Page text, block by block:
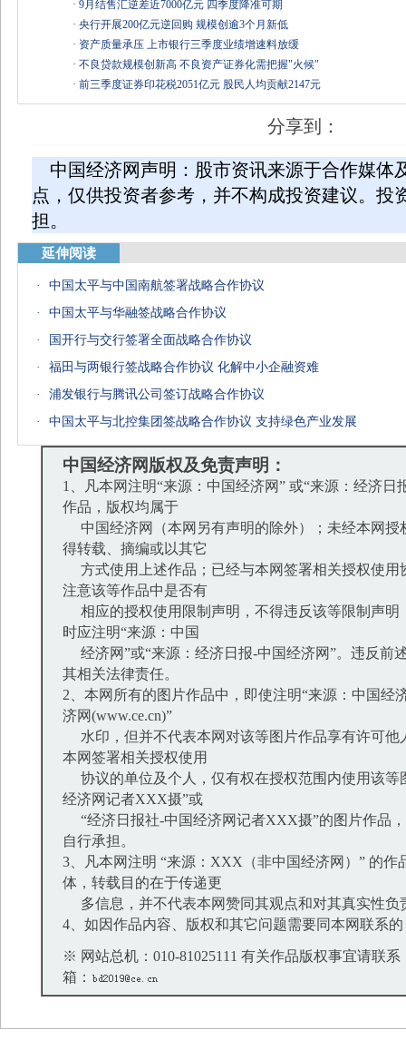
· 9月结售汇逆差近7000亿元 四季度降准可期
· 央行开展200亿元逆回购 规模创逾3个月新低
· 资产质量承压 上市银行三季度业绩增速料放缓
· 不良贷款规模创新高 不良资产证券化需把握"火候"
· 前三季度证券印花税2051亿元 股民人均贡献2147元
分享到：
中国经济网声明：股市资讯来源于合作媒体
点，仅供投资者参考，并不构成投资建议。投
担。
延伸阅读
·
中国太平与中国南航签署战略合作协议
·
中国太平与华融签战略合作协议
·
国开行与交行签署全面战略合作协议
·
福田与两银行签战略合作协议 化解中小企融资难
·
浦发银行与腾讯公司签订战略合作协议
·
中国太平与北控集团签战略合作协议 支持绿色产业发展
中国经济网版权及免责声明：
1、凡本网注明“来源：中国经济网” 或“来源：经济日
作品，版权均属于
中国经济网（本网另有声明的除外）；未经本网授
得转载、摘编或以其它
方式使用上述作品；已经与本网签署相关授权使用
注意该等作品中是否有
相应的授权使用限制声明，不得违反该等限制声明
时应注明“来源：中国
经济网”或“来源：经济日报-中国经济网”。违反前
其相关法律责任。
2、本网所有的图片作品中，即使注明“来源：中国经
济网(www.ce.cn)”
水印，但并不代表本网对该等图片作品享有许可他
本网签署相关授权使用
协议的单位及个人，仅有权在授权范围内使用该等
经济网记者XXX摄”或
“经济日报社-中国经济网记者XXX摄”的图片作品
自行承担。
3、凡本网注明 “来源：XXX（非中国经济网）” 的作
体，转载目的在于传递更
多信息，并不代表本网赞同其观点和对其真实性负
4、如因作品内容、版权和其它问题需要同本网联系
※ 网站总机：010-81025111 有关作品版权事宜请联系
箱：